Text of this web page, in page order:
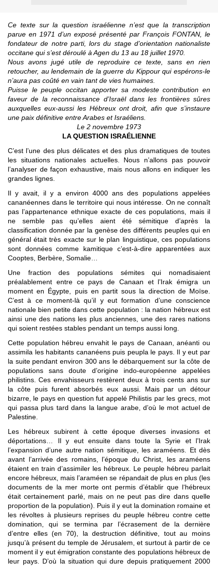
Ce texte sur la question israélienne n’est que la transcription
parue en 1971 d’un exposé présenté par François FONTAN, le
fondateur de notre parti, lors du stage d’orientation nationaliste
occitane qui s’est déroulé à Agen du 13 au 18 juillet 1970.
Nous avons jugé utile de reproduire ce texte, sans en rien
retoucher, au lendemain de la guerre du Kippour qui espérons-le
n’aura pas coûté en vain tant de vies humaines.
Puisse le peuple occitan apporter sa modeste contribution en
faveur de la reconnaissance d’Israël dans les frontières sûres
auxquelles eux-aussi les Hébreux ont droit, afin que s’instaure
une paix définitive entre Arabes et Israéliens.
Le 2 novembre 1973
LA QUESTION ISRAÉLIENNE
C’est l’une des plus délicates et des plus dramatiques de toutes
les situations nationales actuelles. Nous n’allons pas pouvoir
l’analyser de façon exhaustive, mais nous allons en indiquer les
grandes lignes.
Il y avait, il y a environ 4000 ans des populations appelées
cananéennes dans le territoire qui nous intéresse. On ne connaît
pas l’appartenance ethnique exacte de ces populations, mais il
ne semble pas qu’elles aient été sémitique d’après la
classification donnée par la genèse des différents peuples qui en
général était très exacte sur le plan linguistique, ces populations
sont données comme kamitique c’est-à-dire apparentées aux
Cooptes, Berbère, Somalie…
Une fraction des populations sémites qui nomadisaient
préalablement entre ce pays de Canaan et l’Irak émigra un
moment en Égypte, puis en partit sous la direction de Moïse.
C’est à ce moment-là qu’il y eut formation d’une conscience
nationale bien petite dans cette population : la nation hébreux est
ainsi une des nations les plus anciennes, une des rares nations
qui soient restées stables pendant un temps aussi long.
Cette population hébreu envahit le pays de Canaan, anéanti ou
assimila les habitants cananéens puis peupla le pays. Il y eut par
la suite pendant environ 300 ans le débarquement sur la côte de
populations sans doute d’origine indo-européenne appelées
philistins. Ces envahisseurs restèrent deux à trois cents ans sur
la côte puis furent absorbés eux aussi. Mais par un détour
bizarre, le pays en question fut appelé Philistis par les grecs, mot
qui passa plus tard dans la langue arabe, d’où le mot actuel de
Palestine.
Les hébreux subirent à cette époque diverses invasions et
déportations… Il y eut ensuite dans toute la Syrie et l’Irak
l’expansion d’une autre nation sémitique, les araméens. Et dès
avant l’arrivée des romains, l’époque du Christ, les araméens
étaient en train d’assimiler les hébreux. Le peuple hébreu parlait
encore hébreux, mais l’araméen se répandait de plus en plus (les
documents de la mer morte ont permis d’établir que l‘hébreux
était certainement parlé, mais on ne peut pas dire dans quelle
proportion de la population). Puis il y eut la domination romaine et
les révoltes à plusieurs reprises du peuple hébreu contre cette
domination, qui se termina par l’écrasement de la dernière
d’entre elles (en 70), la destruction définitive, tout au moins
jusqu’à présent du temple de Jérusalem, et surtout à partir de ce
moment il y eut émigration constante des populations hébreux de
leur pays. D’où la situation qui dure depuis pratiquement 2000